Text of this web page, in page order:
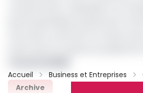
Accueil Business et Entreprises
Archive